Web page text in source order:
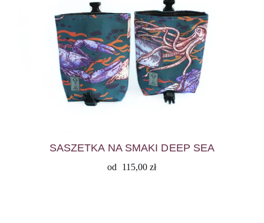
SASZETKA NA SMAKI DEEP SEA
od 115,00zł